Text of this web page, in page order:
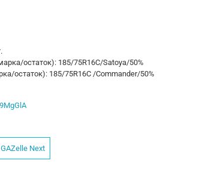
остаток): 185/75R16С/Satoya/50%
остаток): 185/75R16С /Commander/50%
Next